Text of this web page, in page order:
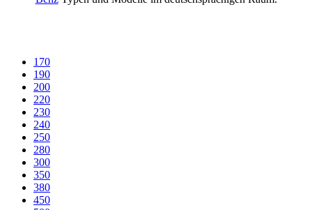
170
190
200
220
230
240
250
280
300
350
380
450